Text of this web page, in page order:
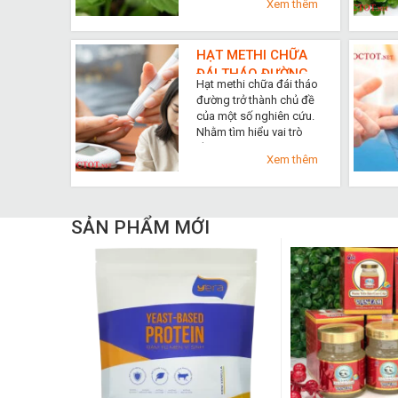
Xem thêm
HẠT METHI CHỮA
ĐÁI THÁO ĐƯỜNG
VÀ TOP 3 LỢI ÍCH
Hạt methi chữa đái tháo
đường trở thành chủ đề
của một số nghiên cứu.
Nhằm tìm hiểu vai trò
tiềm ...
Xem thêm
SẢN PHẨM MỚI